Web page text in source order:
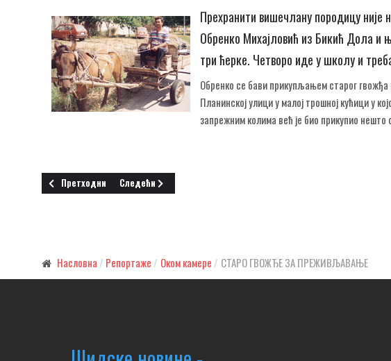
Прехранити вишечлану породицу није
Обренко Михајловић из Бикић Дола и
три ћерке. Четворо иде у школу и
Обренко се бави прикупљањем старог
Планинској улици у малој трошној кућици у
запрежним колима већ је био прикупио
Претходни чланак: ПАТАК НЕЋЕ У БОСУТ
Претходни Следећи чланак: НЕПРОЛАЗНА ЉУБАВ ПРЕМА КОЊИМА
Следећи
Насловна Репортаже Оком камере СТАРО ГВОЖЂЕ ЗА ПРЕЖИВЉАВАЊЕ